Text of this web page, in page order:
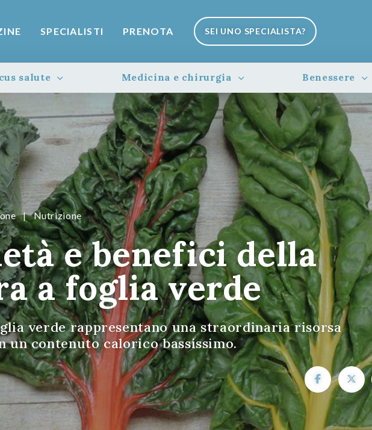
SPECIALISTI PRENOTA SEI UNO SPECIALISTA?
salute Medicina e chirurgia Benessere
| Nutrizione
e benefici della
a foglia verde
verde rappresentano una straordinaria risorsa
un contenuto calorico bassissimo.